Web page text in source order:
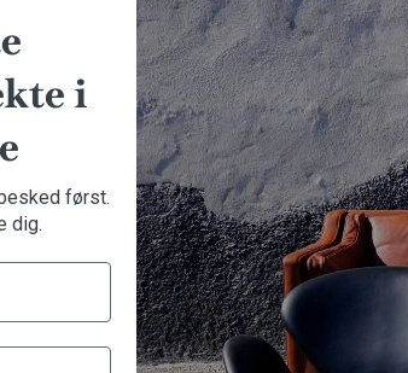
DKK 7.000,00
INFORMATION
Om Another Classic
KUNDESERVICE
Kontakt os
i
først.
dig.